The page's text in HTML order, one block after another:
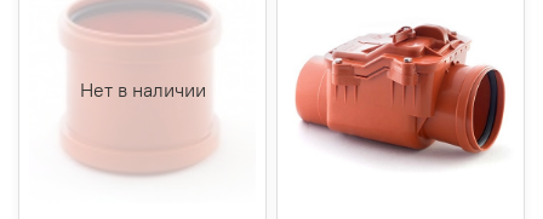
Нет в наличии